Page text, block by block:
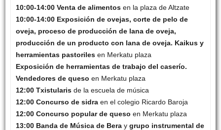
10:00-14:00 Venta de alimentosen la plaza de Altzate
10:00-14:00 Exposición de ovejas, corte de pelo de
oveja, proceso de producción de lana de oveja,
producción de un producto con lana de oveja. Kaikus y
herramientas pastorilesen Merkatu plaza
Exposición de herramientas de trabajo del caserío.
Vendedores de queso en Merkatu plaza
12:00 Txistularisde la escuela de música
12:00 Concurso de sidraen el colegio Ricardo Baroja
12:00 Concurso popular de queso en Merkatu plaza
13:00 Banda de Música de Beray grupo instrumental de